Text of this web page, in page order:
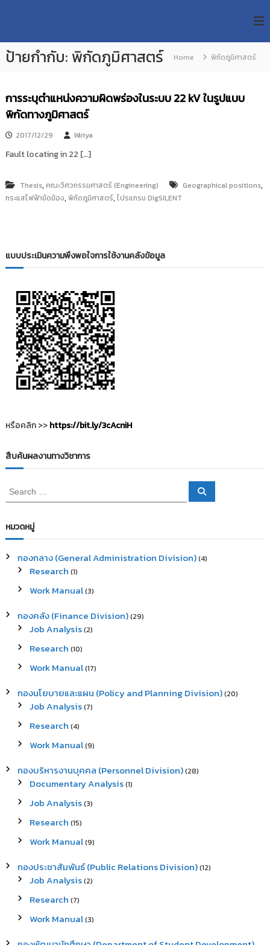
p
U
T
R
e
s
e
a
c
h
o
s
t
o
r
y
ค
ลั
อ
ล
ง
น
จั
ย
วิ
ท
ลั
ย
เ
ค
น
ล
ยี
ร
ค
ล
ญ
รี
ป้ายกำกับ: พิกัดภูมิศาสตร์ Home พิกัดภูมิศาสตร์
การระบุตำแหน่งความผิดพร่องในระบบ 22 kV ในรูปแบบ
พิกัดทางภูมิศาสตร์
2017/12/29 Wiriya
Fault locating in 22 […]
Thesis,คณะวิศวกรรมศาสตร์ (Engineering) Geographical positions,
กระแสไฟฟ้าขัดข้อง,พิกัดภูมิศาสตร์,โปรแกรม DIgSILENT
แบบประเมินความพึงพอใจการใช้งานคลังข้อมูล
หรือคลิก >>https://bit.ly/3cAcniH
สืบค้นผลงานทางวิชาการ
e
r
c
f
S
หมวดหมู่
กองกลาง (General Administration Division)(4)
Research (1)
Work Manual(3)
กองคลัง (Finance Division)(29)
Job Analysis(2)
Research (10)
Work Manual(17)
กองนโยบายและแผน (Policy and Planning Division)(20)
Job Analysis(7)
Research (4)
Work Manual(9)
กองบริหารงานบุคคล (Personnel Division)(28)
Documentary Analysis(1)
Job Analysis(3)
Research (15)
Work Manual(9)
กองประชาสัมพันธ์ (Public Relations Division)(12)
Job Analysis(2)
Research (7)
Work Manual(3)